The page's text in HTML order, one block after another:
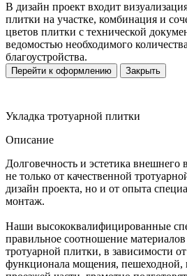
В дизайн проект входит
плитки на участке, комбинация и
цветов плитки с технической
ведомостью необходимого
благоустройства.
Перейти к оформлению Закрыть
Укладка тротуарной плитки
Описание
Долговечность и эстетика внешнего
не только от качественной
дизайн проекта, но и от опыта
монтаж.
Наши высококвалифицированные
правильное соотношение
тротуарной плитки, в зависимости
функционала мощения, пешеходной,